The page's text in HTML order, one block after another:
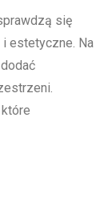
się
i estetyczne. Na
które⁤